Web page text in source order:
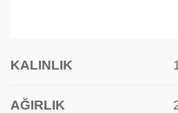
KALINLIK
AĞIRLIK